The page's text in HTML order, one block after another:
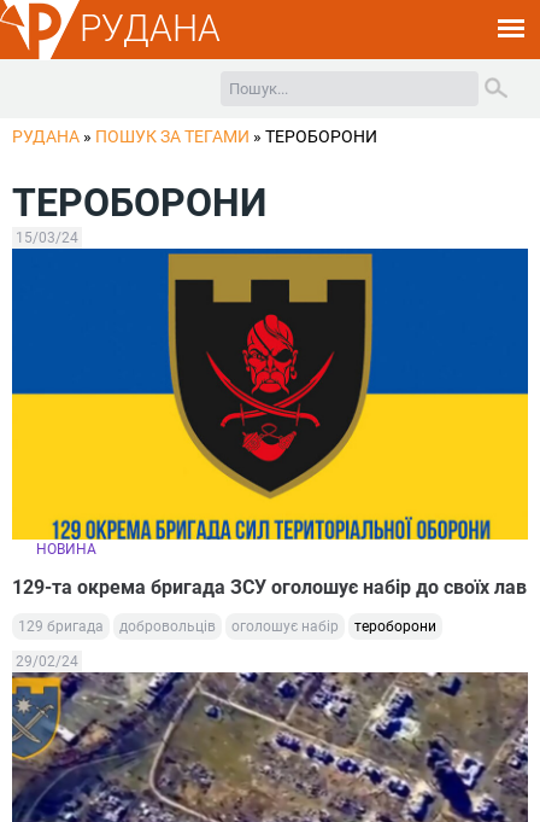
РУДАНА
РУДАНА » ПОШУК ЗА ТЕГАМИ » ТЕРОБОРОНИ
ТЕРОБОРОНИ
15/03/24
НОВИНА
129-та окрема бригада ЗСУ оголошує набір до своїх лав
129 бригада добровольців оголошує набір тероборони
29/02/24